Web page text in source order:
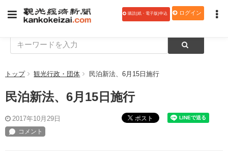
購読(紙・電子版)申込 ログイン
トップ 観光行政・団体 民泊新法、6月15日施行
民泊新法、6月15日施行
2017年10月29日 ポスト